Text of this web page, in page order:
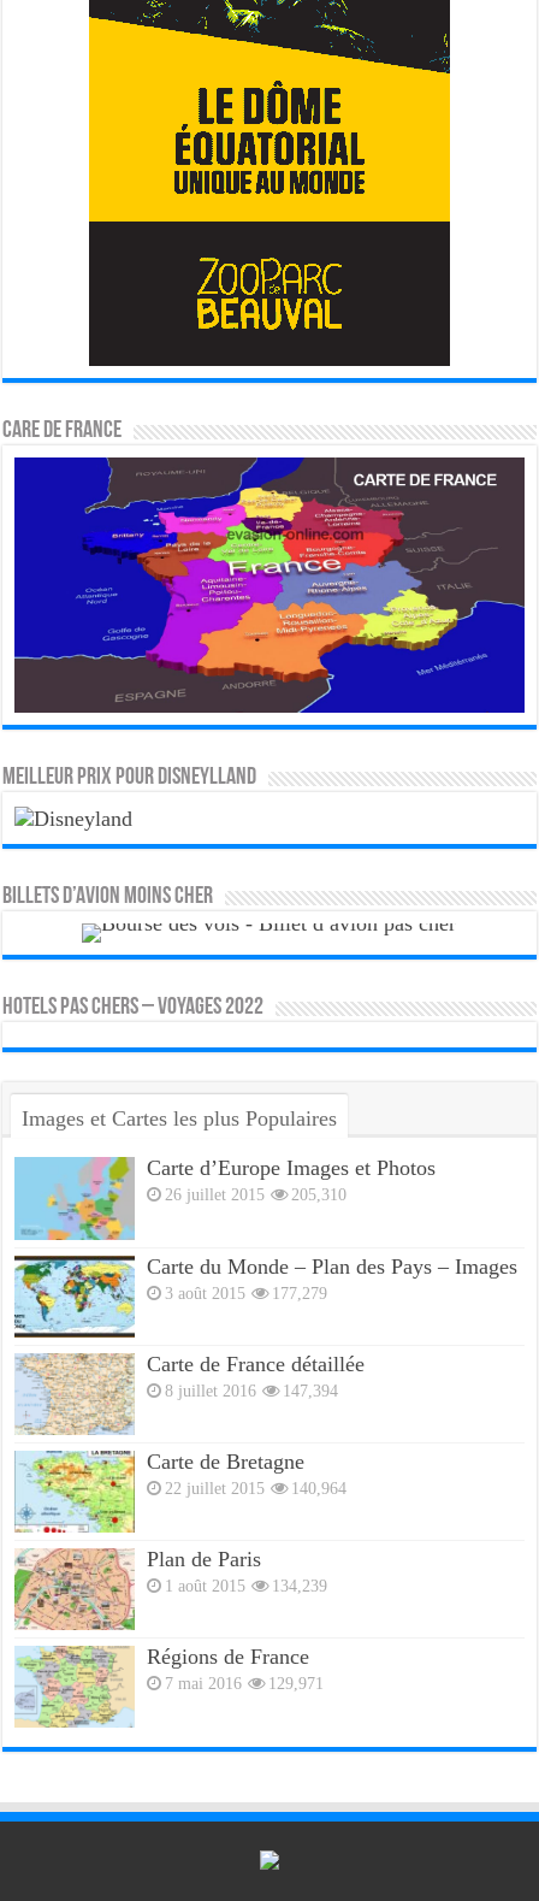
CARE DE FRANCE
MEILLEUR PRIX POUR DISNEYLLAND
Billets d’avion moins cher
HOTELS PAS CHERS – VOYAGES 2022
Images et Cartes les plus Populaires
Carte d’Europe Images et Photos
26 juillet 2015 205,310
Carte du Monde – Plan des Pays – Images
3 août 2015 177,279
Carte de France détaillée
8 juillet 2016 147,394
Carte de Bretagne
22 juillet 2015 140,964
Plan de Paris
1 août 2015 134,239
Régions de France
7 mai 2016 129,971